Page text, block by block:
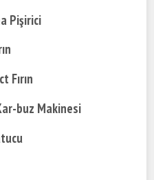
Pişirici
Fırın
buz Makinesi